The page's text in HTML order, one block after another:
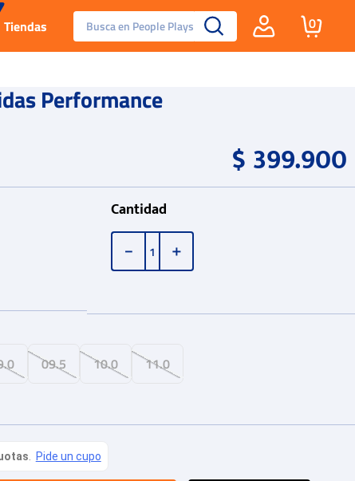
Tiendas Busca en People Plays
Reebok Fashion
0
Performance
$399.900
09.5 10.0 11.0
Cantidad
＋
－